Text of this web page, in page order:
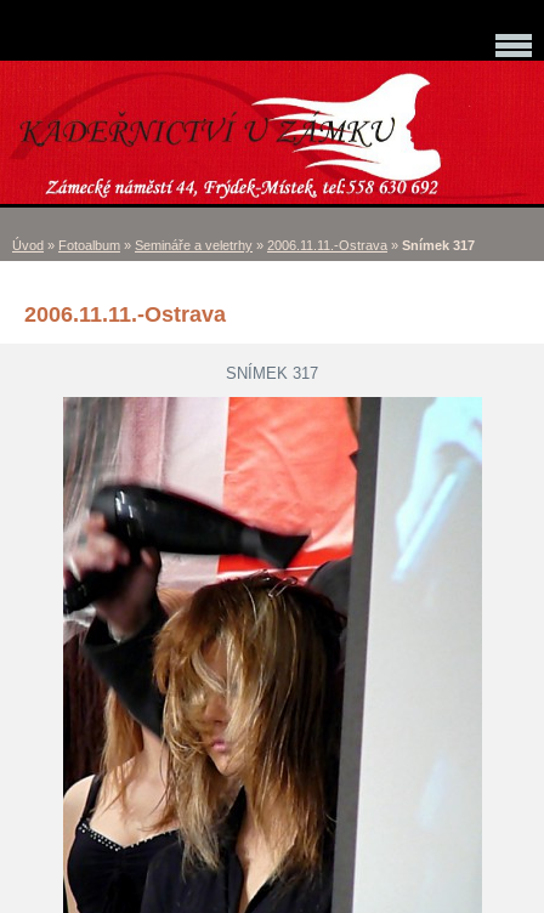
Úvod » Fotoalbum » Semináře a veletrhy » 2006.11.11.-Ostrava » Snímek 317
2006.11.11.-Ostrava
SNÍMEK 317